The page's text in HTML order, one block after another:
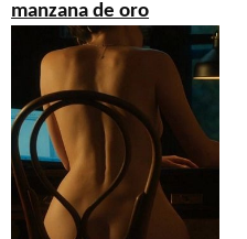
manzana de oro